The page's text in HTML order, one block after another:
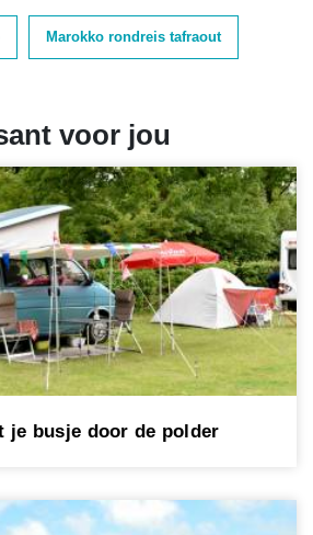
Marokko rondreis tafraout
voor jou
je busje door de polder